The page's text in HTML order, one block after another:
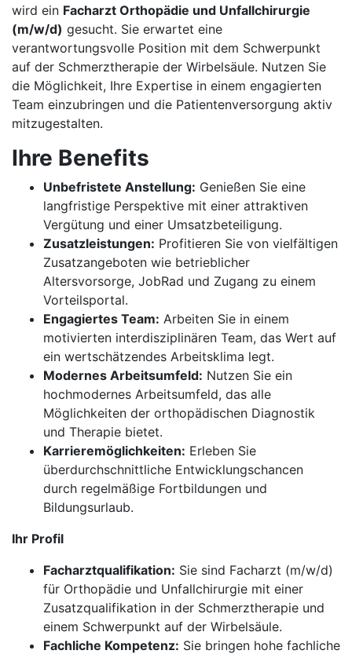
wird ein Facharzt Orthopädie und Unfallchirurgie
(m/w/d) gesucht. Sie erwartet eine
verantwortungsvolle Position mit dem Schwerpunkt
auf der Schmerztherapie der Wirbelsäule. Nutzen Sie
die Möglichkeit, Ihre Expertise in einem engagierten
Team einzubringen und die Patientenversorgung aktiv
mitzugestalten.
Ihre Benefits
Unbefristete Anstellung: Genießen Sie eine
langfristige Perspektive mit einer attraktiven
Vergütung und einer Umsatzbeteiligung.
Zusatzleistungen: Profitieren Sie von vielfältigen
Zusatzangeboten wie betrieblicher
Altersvorsorge, JobRad und Zugang zu einem
Vorteilsportal.
Engagiertes Team: Arbeiten Sie in einem
motivierten interdisziplinären Team, das Wert auf
ein wertschätzendes Arbeitsklima legt.
Modernes Arbeitsumfeld: Nutzen Sie ein
hochmodernes Arbeitsumfeld, das alle
Möglichkeiten der orthopädischen Diagnostik
und Therapie bietet.
Karrieremöglichkeiten: Erleben Sie
überdurchschnittliche Entwicklungschancen
durch regelmäßige Fortbildungen und
Bildungsurlaub.
Ihr Profil
Facharztqualifikation: Sie sind Facharzt (m/w/d)
für Orthopädie und Unfallchirurgie mit einer
Zusatzqualifikation in der Schmerztherapie und
einem Schwerpunkt auf der Wirbelsäule.
Fachliche Kompetenz: Sie bringen hohe fachliche